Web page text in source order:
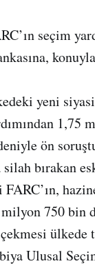
seçim
yeni
1,75
ön
silah bırakan
750 bin
ülkede
Ulusal